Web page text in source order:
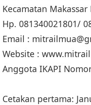
Kecamatan
Hp. 081340021801/
Email :
Website :
Anggota IKAPI
Cetakan pertama: